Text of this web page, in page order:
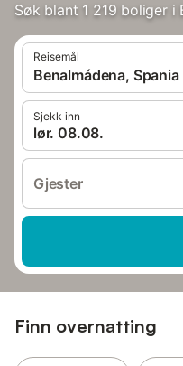
Søk blant 1 219 boliger i
Reisemål
Benalmádena, Spania
Sjekk inn
lør. 08.08.
Gjester
Finn overnatting